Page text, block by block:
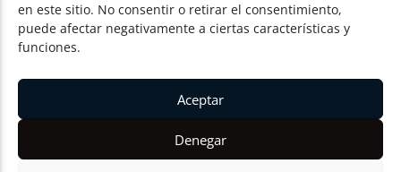
en este sitio. No consentir o retirar el consentimiento,
puede afectar negativamente a ciertas características y
funciones.
Aceptar
Denegar